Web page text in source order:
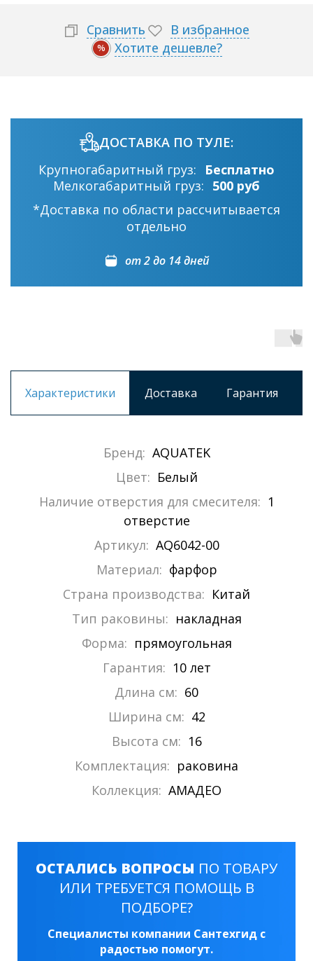
Сравнить В избранное
% Хотите дешевле?
ДОСТАВКА ПО ТУЛЕ:
Крупногабаритный груз:
Бесплатно
Мелкогабаритный груз: 500 руб
*Доставка по области рассчитывается
отдельно
от 2 до 14 дней
Характеристики Доставка Гарантия
Бренд: AQUATEK
Цвет: Белый
Наличие отверстия для смесителя: 1
отверстие
Артикул: AQ6042-00
Материал: фарфор
Страна производства: Китай
Тип раковины: накладная
Форма: прямоугольная
Гарантия: 10 лет
Длина см: 60
Ширина см: 42
Высота см: 16
Комплектация: раковина
Коллекция: АМАДЕО
ОСТАЛИСЬ ВОПРОСЫ ПО ТОВАРУ
ИЛИ ТРЕБУЕТСЯ ПОМОЩЬ В
ПОДБОРЕ?
Специалисты компании Сантехгид с
радостью помогут.